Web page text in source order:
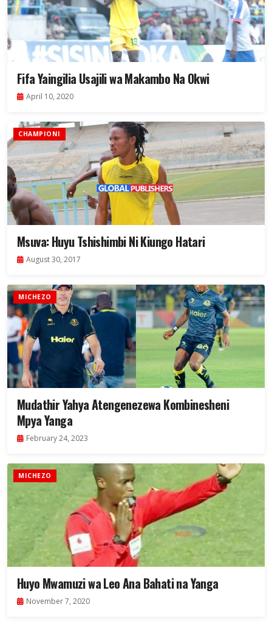
Fifa Yaingilia Usajili wa Makambo Na Okwi
April 10, 2020
CHAMPIONI
Msuva: Huyu Tshishimbi Ni Kiungo Hatari
August 30, 2017
MICHEZO
Mudathir Yahya Atengenezewa Kombinesheni
Mpya Yanga
February 24, 2023
MICHEZO
Huyo Mwamuzi wa Leo Ana Bahati na Yanga
November 7, 2020